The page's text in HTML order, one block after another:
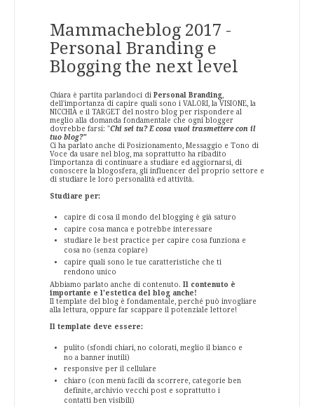
Mammacheblog 2017 -
Personal Branding e
Blogging the next level
Chiara è partita parlandoci di Personal Branding,
dell'importanza di capire quali sono i VALORI, la VISIONE, la
NICCHIA e il TARGET del nostro blog per rispondere al
meglio alla domanda fondamentale che ogni blogger
dovrebbe farsi: "Chi sei tu? E cosa vuoi trasmettere con il
tuo blog?"
Ci ha parlato anche di Posizionamento, Messaggio e Tono di
Voce da usare nel blog, ma soprattutto ha ribadito
l'importanza di continuare a studiare ed aggiornarsi, di
conoscere la blogosfera, gli influencer del proprio settore e
di studiare le loro personalità ed attività.
Studiare per:
capire di cosa il mondo del blogging è già saturo
capire cosa manca e potrebbe interessare
studiare le best practice per capire cosa funziona e
cosa no (senza copiare)
capire quali sono le tue caratteristiche che ti
rendono unico
Abbiamo parlato anche di contenuto. Il contenuto è
importante e l'estetica del blog anche!
Il template del blog è fondamentale, perché può invogliare
alla lettura, oppure far scappare il potenziale lettore!
Il template deve essere:
pulito (sfondi chiari, no colorati, meglio il bianco e
no a banner inutili)
responsive per il cellulare
chiaro (con menù facili da scorrere, categorie ben
definite, archivio vecchi post e soprattutto i
contatti ben visibili)